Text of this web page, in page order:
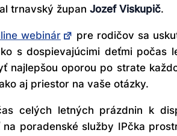
trnavský župan Jozef Viskupič.
webinár pre rodičov sa
s dospievajúcimi deťmi
najlepšou oporou po strate
aj priestor na vaše otázky.
celých letných prázdnin k
poradenské služby IPčka